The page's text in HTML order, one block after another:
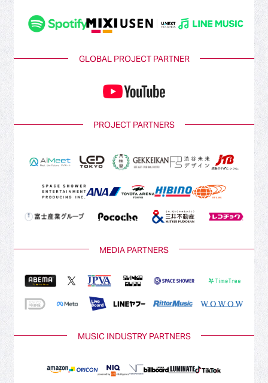
GLOBAL PROJECT PARTNER
PROJECT PARTNERS
MEDIA PARTNERS
MUSIC INDUSTRY PARTNERS